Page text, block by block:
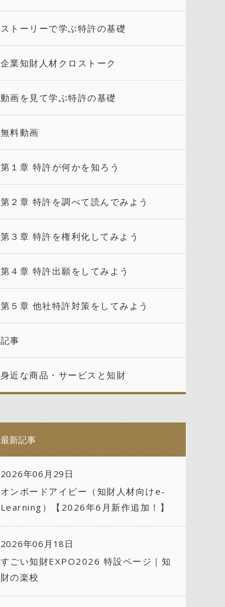
ストーリーで学ぶ特許の基礎
企業知財人材クロストーク
動画を見て学ぶ特許の基礎
無料動画
第１章 特許が何かを知ろう
第２章 特許を調べて読んでみよう
第３章 特許を権利化してみよう
第４章 特許出願をしてみよう
第５章 他社特許対策をしてみよう
記事
身近な商品・サービスと知財
最新記事
2026年06月29日
オンボードアイピー（知財人材向けe-
Learning）【2026年6月新作追加！】
2026年06月18日
すごい知財EXPO2026 特設ページ｜知
財の楽校